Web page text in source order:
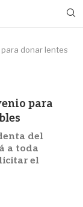
donar lentes
para
del
a toda
el